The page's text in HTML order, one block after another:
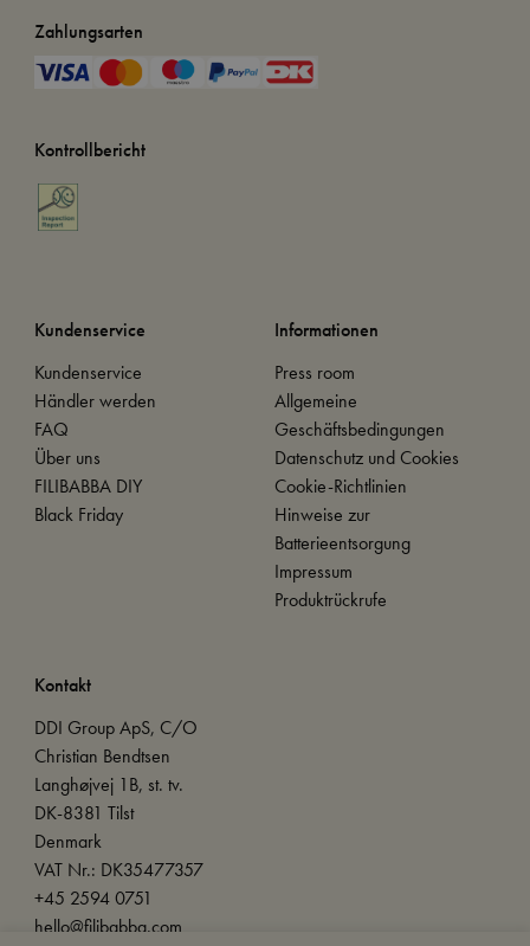
Zahlungsarten
Kontrollbericht
Kundenservice
Kundenservice
Händler werden
FAQ
Über uns
FILIBABBA DIY
Black Friday
Informationen
Press room
Allgemeine
Geschäftsbedingungen
Datenschutz und Cookies
Cookie-Richtlinien
Hinweise zur
Batterieentsorgung
Impressum
Produktrückrufe
Kontakt
DDI Group ApS, C/O
Christian Bendtsen
Langhøjvej 1B, st. tv.
DK-8381 Tilst
Denmark
VAT Nr.: DK35477357
+45 2594 0751
hello@filibabba.com